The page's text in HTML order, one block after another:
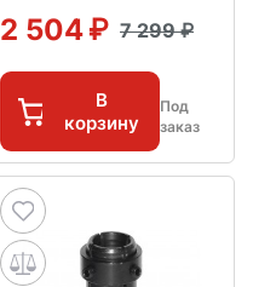
2 504 7 299
В
корзину
Под
заказ